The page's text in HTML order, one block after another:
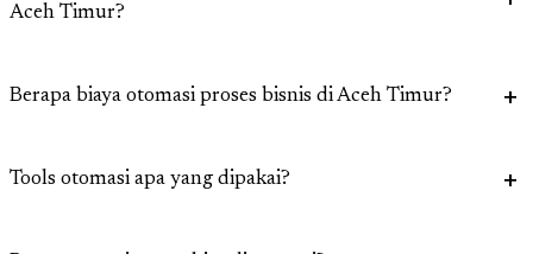
Aceh Timur?
Berapa biaya otomasi proses bisnis di Aceh Timur?
Tools otomasi apa yang dipakai?